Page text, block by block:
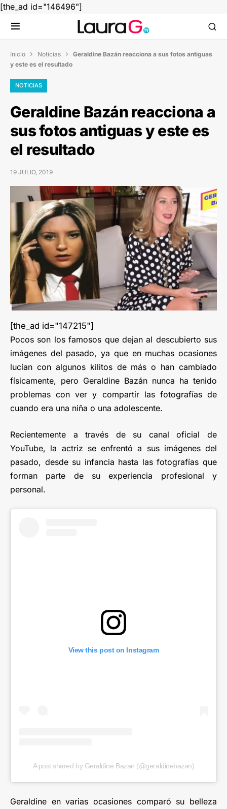
[the_ad id="146496"]
Inicio  Noticias  Geraldine Bazán reacciona a sus fotos antiguas
y este es el resultado
NOTICIAS
Geraldine Bazán reacciona a
sus fotos antiguas y este es
el resultado
19 JULIO, 2019
[the_ad id="147215"]
Pocos son los famosos que dejan al descubierto sus
imágenes del pasado, ya que en muchas ocasiones
lucían con algunos kilitos de más o han cambiado
físicamente, pero Geraldine Bazán nunca ha tenido
problemas con ver y compartir las fotografías de
cuando era una niña o una adolescente.
Recientemente a través de su canal oficial de
YouTube, la actriz se enfrentó a sus imágenes del
pasado, desde su infancia hasta las fotografías que
forman parte de su experiencia profesional y
personal.
View this post on Instagram
A post shared by Geraldine Bazan (@geraldinebazan)
Geraldine en varias ocasiones comparó su belleza